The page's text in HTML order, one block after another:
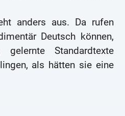
anders aus. Da rufen
Deutsch können,
Standardtexte
als hätten sie eine